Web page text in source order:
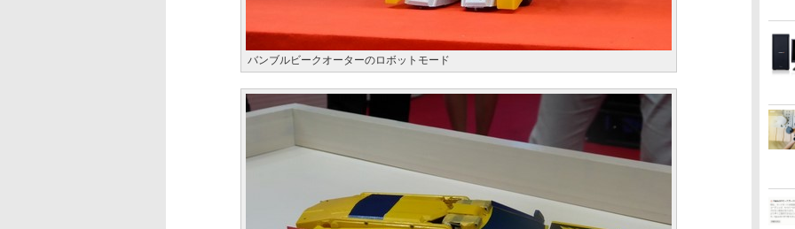
バンブルビークオーターのロボットモード